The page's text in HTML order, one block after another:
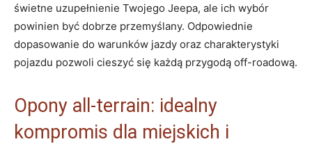
świetne uzupełnienie Twojego Jeepa, ale ich wybór
powinien być dobrze przemyślany.‌ Odpowiednie
dopasowanie do​ warunków‍ jazdy oraz charakterystyki
pojazdu pozwoli cieszyć⁢ się każdą przygodą off-roadową.
Opony all-terrain: idealny
kompromis dla ​miejskich i​